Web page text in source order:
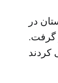
در
گرفت.